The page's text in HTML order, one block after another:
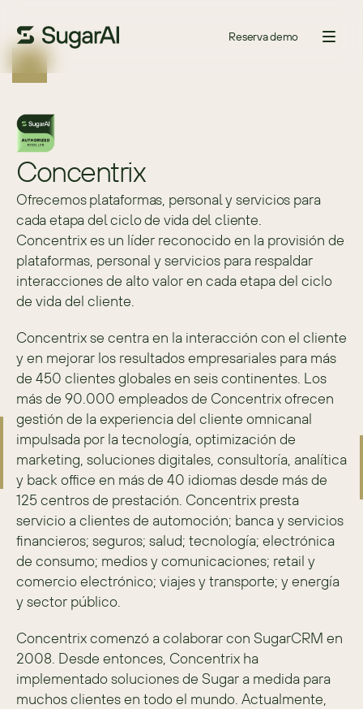
Reserva demo
Concentrix
Ofrecemos plataformas, personal y servicios para
cada etapa del ciclo de vida del cliente.
Concentrix es un líder reconocido en la provisión de
plataformas, personal y servicios para respaldar
interacciones de alto valor en cada etapa del ciclo
de vida del cliente.
Concentrix se centra en la interacción con el cliente
y en mejorar los resultados empresariales para más
de 450 clientes globales en seis continentes. Los
más de 90.000 empleados de Concentrix ofrecen
gestión de la experiencia del cliente omnicanal
impulsada por la tecnología, optimización de
marketing, soluciones digitales, consultoría, analítica
y back office en más de 40 idiomas desde más de
125 centros de prestación. Concentrix presta
servicio a clientes de automoción; banca y servicios
financieros; seguros; salud; tecnología; electrónica
de consumo; medios y comunicaciones; retail y
comercio electrónico; viajes y transporte; y energía
y sector público.
Concentrix comenzó a colaborar con SugarCRM en
2008. Desde entonces, Concentrix ha
implementado soluciones de Sugar a medida para
muchos clientes en todo el mundo. Actualmente,